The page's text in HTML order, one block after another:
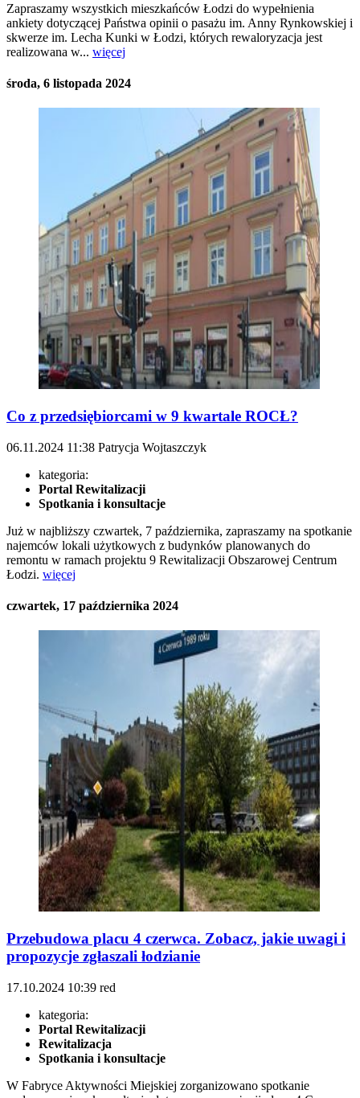
Zapraszamy wszystkich mieszkańców Łodzi do wypełnienia
ankiety dotyczącej Państwa opinii o pasażu im. Anny Rynkowskiej i
skwerze im. Lecha Kunki w Łodzi, których rewaloryzacja jest
realizowana w... więcej
środa, 6 listopada 2024
Co z przedsiębiorcami w 9 kwartale ROCŁ?
06.11.2024 11:38 Patrycja Wojtaszczyk
kategoria:
Portal Rewitalizacji
Spotkania i konsultacje
Już w najbliższy czwartek, 7 października, zapraszamy na spotkanie
najemców lokali użytkowych z budynków planowanych do
remontu w ramach projektu 9 Rewitalizacji Obszarowej Centrum
Łodzi. więcej
czwartek, 17 października 2024
Przebudowa placu 4 czerwca. Zobacz, jakie uwagi i
propozycje zgłaszali łodzianie
17.10.2024 10:39 red
kategoria:
Portal Rewitalizacji
Rewitalizacja
Spotkania i konsultacje
W Fabryce Aktywności Miejskiej zorganizowano spotkanie